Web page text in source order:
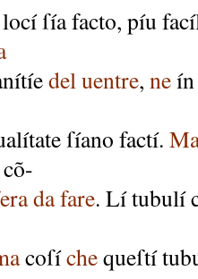
locíſíafacto, píu
deluentre, neín
ſíano factí.
cõ-
dafare. Lítubulí
coſíchequeſtí